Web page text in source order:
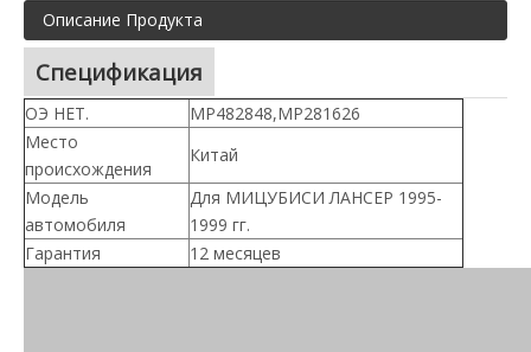
Описание Продукта
Спецификация
ОЭ НЕТ.
МР482848,МР281626
Место
происхождения
Китай
Модель
автомобиля
Для МИЦУБИСИ ЛАНСЕР 1995-
1999 гг.
Гарантия
12 месяцев